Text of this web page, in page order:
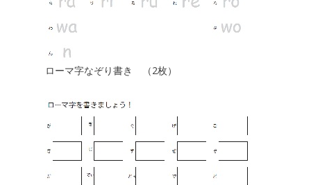
ローマ字なぞり書き （2枚）